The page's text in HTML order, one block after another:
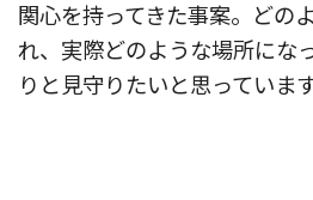
関心を持ってきた事案。どの
れ、実際どのような場所にな
りと見守りたいと思っています